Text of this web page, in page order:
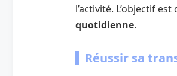
l’activité. L’objectif est
quotidienne.
Réussir sa